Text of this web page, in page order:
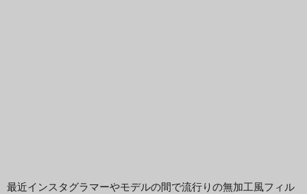
最近インスタグラマーやモデルの間で流行りの無加工風フィル